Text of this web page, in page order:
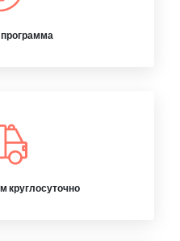
круглосуточно